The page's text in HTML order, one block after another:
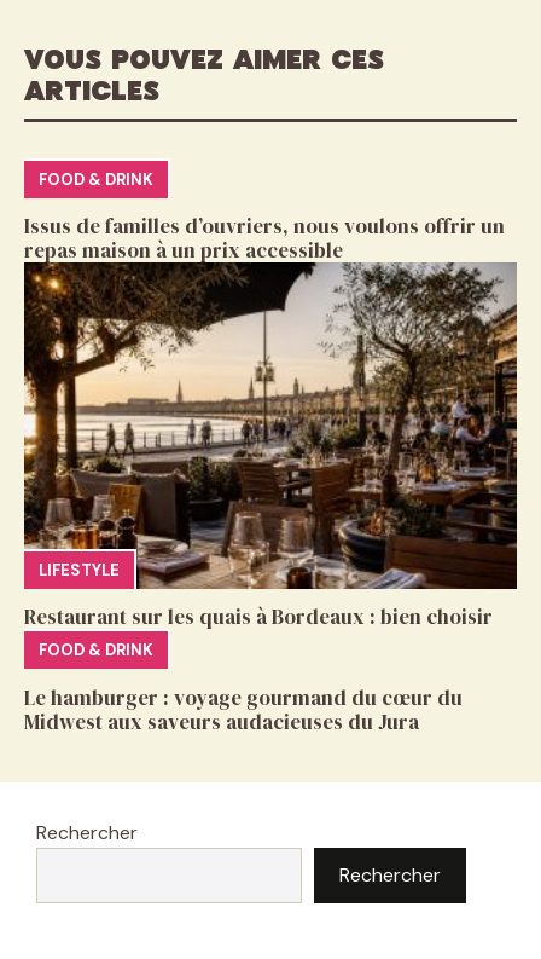
VOUS POUVEZ AIMER CES
ARTICLES
FOOD & DRINK
Issus de familles d’ouvriers, nous voulons offrir un
repas maison à un prix accessible
LIFESTYLE
Restaurant sur les quais à Bordeaux : bien choisir
FOOD & DRINK
Le hamburger : voyage gourmand du cœur du
Midwest aux saveurs audacieuses du Jura
Rechercher
Rechercher